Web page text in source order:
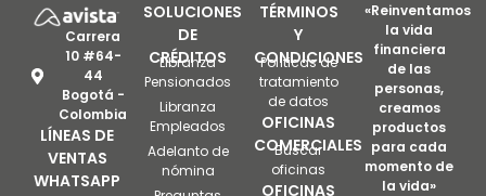
Carrera
10 #64-
44
Bogotá -
Colombia
LÍNEAS DE
VENTAS
WHATSAPP
SOLUCIONES
DE
CRÉDITOS
Libranza
Pensionados
Libranza
Empleados
Adelanto de
nómina
TÉRMINOS
Y
CONDICIONES
Políticas de
tratamiento
de datos
OFICINAS
COMERCIALES
Buscar
oficinas
OFICINAS
«Reinventamos
la vida
financiera
de las
personas,
creamos
productos
para cada
momento de
la vida»